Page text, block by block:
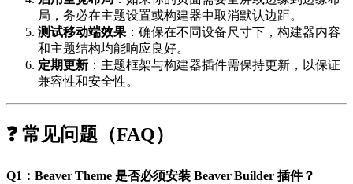
局，务必在主题设置或构建器中取消默认边距。
测试移动端效果 ：确保在不同设备尺寸下，构建器内容
和主题结构均能响应良好。
定期更新 ：主题框架与构建器插件需保持更新，以保证
兼容性和安全性。
❓ 常见问题（FAQ）
Q1：Beaver Theme 是否必须安装 Beaver Builder 插件？